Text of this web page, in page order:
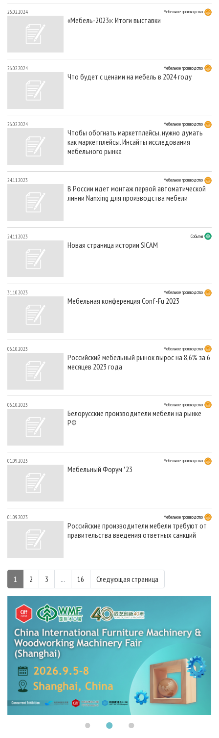
26.02.2024 Мебельное производство
«Мебель-2023»: Итоги выставки
26.02.2024 Мебельное производство
Что будет с ценами на мебель в 2024 году
26.02.2024 Мебельное производство
Чтобы обогнать маркетплейсы, нужно думать
как маркетплейсы. Инсайты исследования
мебельного рынка
24.11.2023 Мебельное производство
В России идет монтаж первой автоматической
линии Nanxing для производства мебели
24.11.2023 События
Новая страница истории SICAM
31.10.2023 Мебельное производство
Мебельная конференция Conf-Fu 2023
06.10.2023 Мебельное производство
Российский мебельный рынок вырос на 8,6% за 6
месяцев 2023 года
06.10.2023 Мебельное производство
Белорусские производители мебели на рынке
РФ
01.09.2023 Мебельное производство
Мебельный Форум ′23
01.09.2023 Мебельное производство
Российские производители мебели требуют от
правительства введения ответных санкций
1 2 3 ... 16 Следующая страница